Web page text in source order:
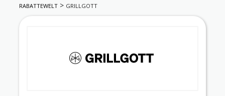
RABATTEWELT> GRILLGOTT